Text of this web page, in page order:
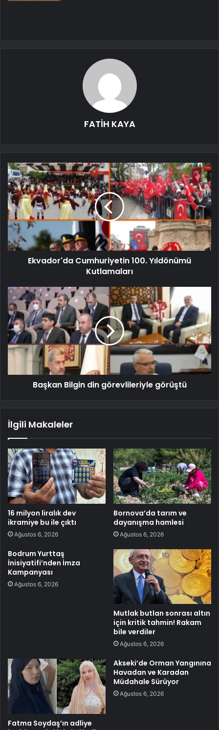
FATİH KAYA
Ekvador'da Cumhuriyetin 100. Yıldönümü
Kutlamaları
Başkan Bilgin din görevlileriyle görüştü
İlgili Makaleler
16 milyon liralık dev
ikramiye bu ile çıktı
Ağustos 6, 2026
Bornova’da tarım ve
dayanışma hamlesi
Ağustos 6, 2026
Bodrum Yurttaş
İnisiyatifi’nden İmza
Kampanyası
Ağustos 6, 2026
Mutlak butlan sonrası altın
için kritik tahmin! Rakam
bile verdiler
Ağustos 6, 2026
Fatma Soydaş’ın adliye
Akseki’de Orman Yangınına
Havadan ve Karadan
Müdahale Sürüyor
Ağustos 6, 2026